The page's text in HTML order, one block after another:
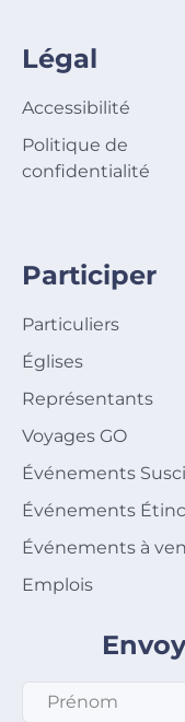
Légal
Accessibilité
Politique de
confidentialité
Participer
Particuliers
Églises
Représentants
Voyages GO
Événements
Événements
Événements à
Emplois
Prénom